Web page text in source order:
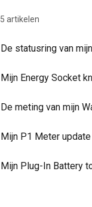
5 artikelen
De statusring van
Mijn Energy Socket
De meting van mijn
Mijn P1 Meter
Mijn Plug-In Battery